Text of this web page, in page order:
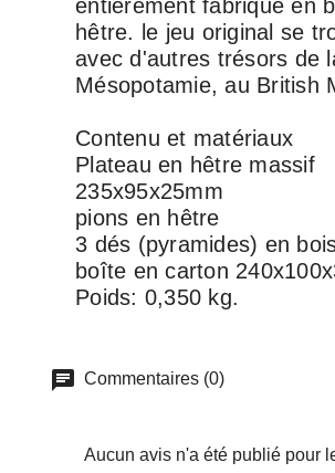
entièrement fabriqué en
hêtre. le jeu original se
avec d'autres trésors de
Mésopotamie, au British
Contenu et matériaux
Plateau en hêtre massif
235x95x25mm
pions en hêtre
3 dés (pyramides) en
boîte en carton
Poids: 0,350 kg.
Commentaires (0)
Aucun avis n'a été publié pour